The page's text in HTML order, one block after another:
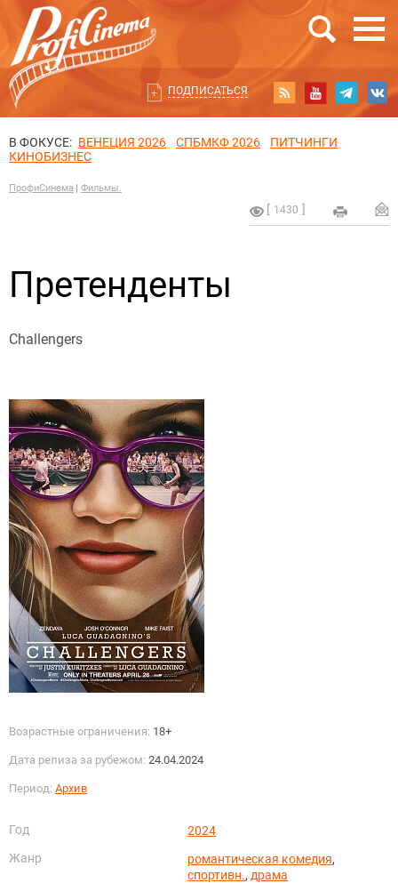
ПОДПИСАТЬСЯ
В ФОКУСЕ: ВЕНЕЦИЯ 2026 СПБМКФ 2026
ПИТЧИНГИ
КИНОБИЗНЕС
ПрофиСинема Фильмы.
1430
Претенденты
Challengers
Возрастные ограничения: 18+
Дата релиза за рубежом: 24.04.2024
Период: Архив
Год
2024
Жанр
романтическая комедия,
спортивн., драма